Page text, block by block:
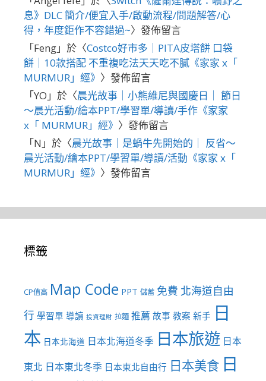
息》DLC 簡介/便宜入手/啟動流程/問題解答/心
得，年度鉅作不容錯過~〉發佈留言
「Feng」於〈Costco好市多｜PITA皮塔餅 口袋
餅｜10款搭配 不重複吃法天天吃不膩《家家 x「
MURMUR」經》 〉發佈留言
「YO 」於〈晨光故事｜小熊維尼與國慶日｜ 節日
～晨光活動/繪本PPT/學習單/導讀/手作《家家
x「 MURMUR」經》 〉發佈留言
「N 」於〈晨光故事｜是蝸牛先開始的｜ 反省～
晨光活動/繪本PPT/學習單/導讀/活動《家家 x「
MURMUR」經》 〉發佈留言
標籤
CP值高 Map Code PPT 儲蓄 免費 北海道自由
行 學習單 導讀 投資理財 拉麵 推薦 故事 教案 新手 日
本 日本北海道 日本北海道冬季 日本旅遊 日本
東北 日本東北冬季 日本東北自由行 日本美食 日